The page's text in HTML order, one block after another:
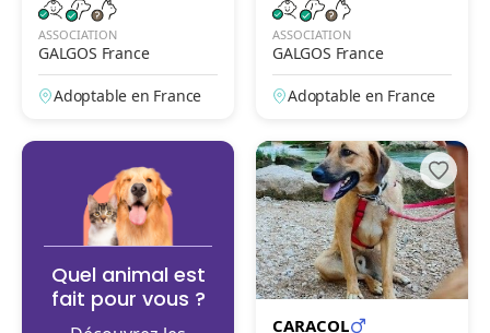
ASSOCIATION
GALGOS France
Adoptable en France
ASSOCIATION
GALGOS France
Adoptable en France
Quel animal est
fait pour vous ?
CARACOL